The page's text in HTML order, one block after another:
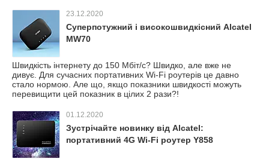
23.12.2020
Суперпотужний і високошвидкісний Alcatel
MW70
Швидкість інтернету до 150 Мбіт/с? Швидко, але вже не
дивує. Для сучасних портативних Wi-Fi роутерів це давно
стало нормою. Але що, якщо показники швидкості можуть
перевищити цей показник в цілих 2 рази?!
01.12.2020
Зустрічайте новинку від Alcatel:
портативний 4G Wi-Fi роутер Y858